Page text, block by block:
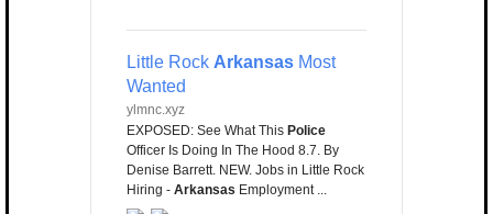
Little Rock Arkansas Most
Wanted
ylmnc.xyz
EXPOSED: See What This Police
Officer Is Doing In The Hood 8.7. By
Denise Barrett. NEW. Jobs in Little Rock
Hiring - Arkansas Employment ...